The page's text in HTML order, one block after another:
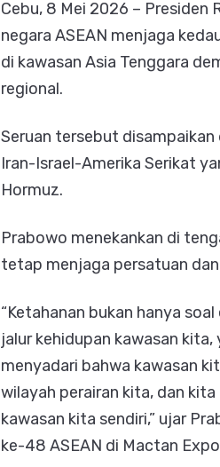
Cebu, 8 Mei 2026 –
negara ASEAN menjaga
di kawasan Asia Tenggara
regional.
Seruan tersebut
Iran-Israel-Amerika Serikat
Hormuz.
Prabowo menekankan di
tetap menjaga persatuan
“Ketahanan bukan hanya
jalur kehidupan kawasan
menyadari bahwa kawasan
wilayah perairan kita, dan
kawasan kita sendiri,” ujar
ke-48 ASEAN di Mactan